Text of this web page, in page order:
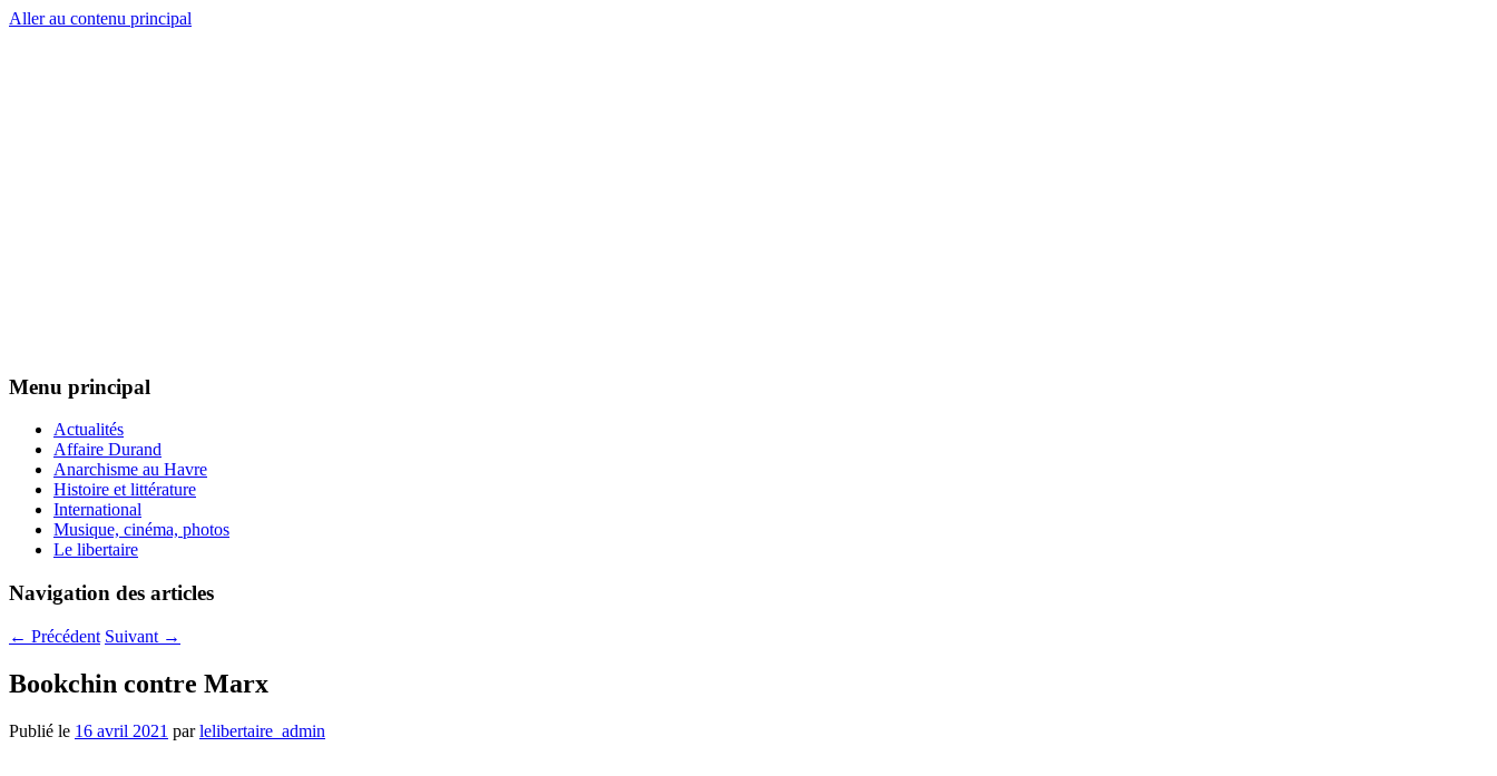
Aller au contenu principal
Menu principal
Actualités
Affaire Durand
Anarchisme au Havre
Histoire et littérature
International
Musique, cinéma, photos
Le libertaire
Navigation des articles
← Précédent Suivant →
Bookchin contre Marx
Publié le 16 avril 2021 parlelibertaire_admin